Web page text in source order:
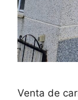
Venta de